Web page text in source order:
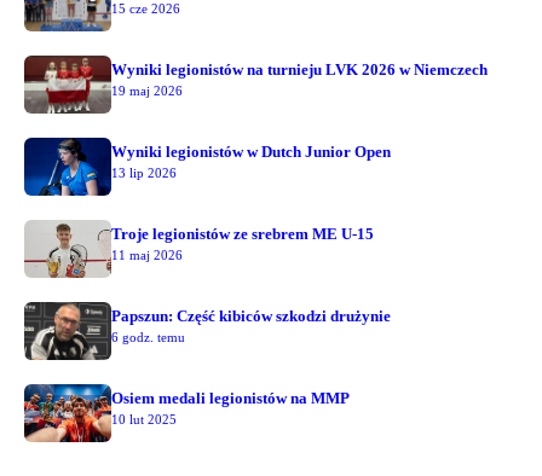
15 cze 2026
Wyniki legionistów na turnieju LVK 2026 w Niemczech
19 maj 2026
Wyniki legionistów w Dutch Junior Open
13 lip 2026
Troje legionistów ze srebrem ME U-15
11 maj 2026
Papszun: Część kibiców szkodzi drużynie
6 godz. temu
Osiem medali legionistów na MMP
10 lut 2025